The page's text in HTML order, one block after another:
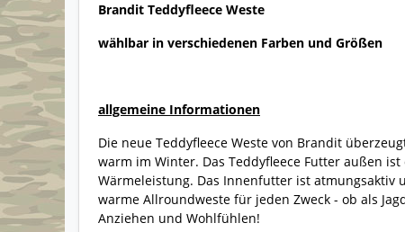
Brandit Teddyfleece Weste
wählbar in verschiedenen Farben und Größen
allgemeine Informationen
Die neue Teddyfleece Weste von Brandit
warm im Winter. Das Teddyfleece Futter außen
Wärmeleistung. Das Innenfutter ist atmungsaktiv
warme Allroundweste für jeden Zweck - ob als
Anziehen und Wohlfühlen!